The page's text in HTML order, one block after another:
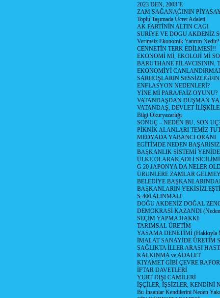
2023 DEN, 2003’E
ZAM SAĞANAĞININ
Toplu Taşımada Ücret Adaleti
AK PARTİNİN ALTIN CAGI
SURİYE VE DOGU AKDENİZ
Verimsiz Ekonomik Yatırım Nedir?
CENNETİN TERK EDİLMESİ!!
EKONOMİ Mİ, EKOLOJİ Mİ
BARUTHANE PİLAVCISININ,
EKONOMİYİ
SARHOŞLARIN SESSİZLİĞİ/
ENFLASYON NEDENLERİ?
YİNE Mİ PARA/FAİZ OYUNU?
VATANDAŞDAN DÜŞMAN
VATANDAŞ, DEVLET
Bilgi Okuryazarlığı
SONUÇ – NEDEN BU, SON
PİKNİK ALANLARI TEMİZ
MEDYADA YABANCI ORANI
EGİTİMDE NEDEN
BAŞKANLIK SİSTEMİ
ÜLKE OLARAK ADLİ
G 20 JAPONYA DA NELER
ÜRÜNLERE ZAMLAR
BELEDİYE
BAŞKANLARIN
S-400 ALINMALI
DOĞU AKDENİZ DOĞAL
DEMOKRASİ KAZANDI (Neden
SEÇİM YAPMA HAKKI
TARIMSAL ÜRETİM
YASAMA DENETİMİ (Hakkıyla
İMALAT SANAYİDE ÜRETİM
SAĞLIKTA İLLER ARASI
KALKINMA ve ADALET
KIYAMET GİBİ ÇEVRE
İFTAR DAVETLERİ
YURT DIŞI CAMİLERİ
İŞÇİLER, İŞSİZLER, KENDİNİ
Bu İnsanlar Kendilerini Neden